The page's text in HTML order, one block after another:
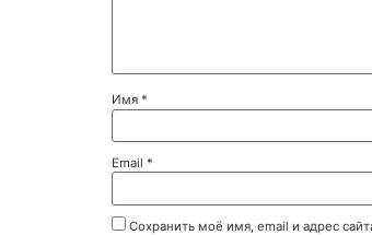
Имя *
Email *
Сохранить моё имя, email и адрес